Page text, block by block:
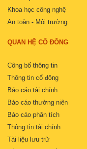
Khoa học công nghệ
An toàn - Môi trường
QUAN HỆ CỔ ĐÔNG
Công bố thông tin
Thông tin cổ đông
Báo cáo tài chính
Báo cáo thường niên
Báo cáo phân tích
Thông tin tài chính
Tài liệu lưu trữ